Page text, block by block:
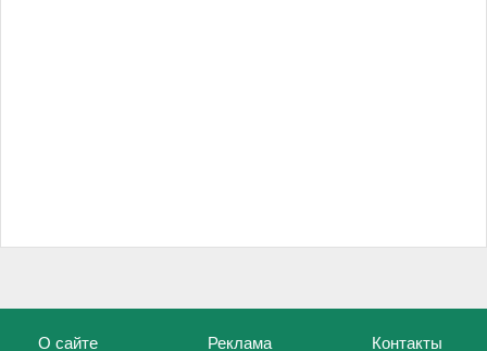
О сайте Реклама Контакты